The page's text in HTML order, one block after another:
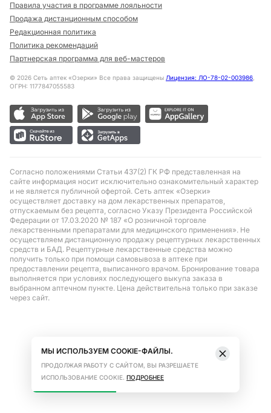
Правила участия в программе лояльности
Продажа дистанционным способом
Редакционная политика
Политика рекомендаций
Партнерская программа для веб-мастеров
© 2026 Сеть аптек «Озерки» Все права защищены Лицензия: ЛО-78-02-003986,
ОГРН: 1177847055583
Согласно положениями Статьи 437(2) ГК РФ представленная на
сайте информация носит исключительно ознакомительный характер
и не является публичной офертой. Сеть аптек «Озерки»
осуществляет доставку на дом лекарственных препаратов,
отпускаемым без рецепта, согласно Указу Президента Российской
Федерации от 17.03.2020 № 187 «О розничной торговле
лекарственными препаратами для медицинского применения». Не
осуществляем дистанционную продажу рецептурных лекарственных
средств и БАД. Рецептурные лекарственные средства можно
получить только при помощи самовывоза в аптеке при
предоставлении рецепта, выписанного врачом. Бронирование товара
выполняется при условиях последующего выкупа заказа в
выбранном аптечном пункте. Цена действительна только при заказе
через сайт.
МЫ ИСПОЛЬЗУЕМ COOKIE-ФАЙЛЫ.
ПРОДОЛЖАЯ РАБОТУ С САЙТОМ, ВЫ РАЗРЕШАЕТЕ
ИСПОЛЬЗОВАНИЕ COOKIE. ПОДРОБНЕЕ